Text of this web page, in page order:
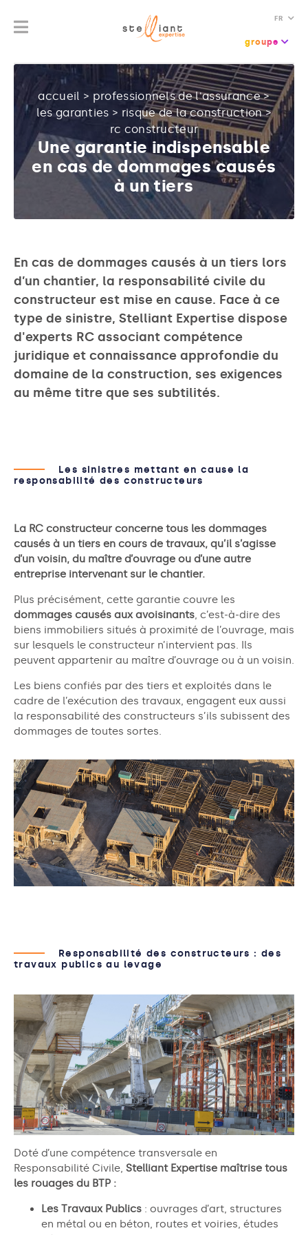
FR
groupe
accueil > professionnels de l'assurance>
les garanties > risque de la construction>
rc constructeur
Une garantie indispensable
en cas de dommages causés
à un tiers
En cas de dommages causés à un tiers lors
d’un chantier, la responsabilité civile du
constructeur est mise en cause. Face à ce
type de sinistre, Stelliant Expertise dispose
d'experts RC associant compétence
juridique et connaissance approfondie du
domaine de la construction, ses exigences
au même titre que ses subtilités.
Les sinistres mettant en cause la
responsabilité des constructeurs
La RC constructeur concerne tous les dommages
causés à un tiers en cours de travaux, qu’il s’agisse
d’un voisin, du maître d’ouvrage ou d’une autre
entreprise intervenant sur le chantier.
Plus précisément, cette garantie couvre les
dommages causés aux avoisinants, c’est-à-dire des
biens immobiliers situés à proximité de l’ouvrage, mais
sur lesquels le constructeur n’intervient pas. Ils
peuvent appartenir au maître d’ouvrage ou à un voisin.
Les biens confiés par des tiers et exploités dans le
cadre de l’exécution des travaux, engagent eux aussi
la responsabilité des constructeurs s’ils subissent des
dommages de toutes sortes.
Responsabilité des constructeurs : des
travaux publics au levage
Doté d’une compétence transversale en
Responsabilité Civile, Stelliant Expertise maîtrise tous
les rouages du BTP :
Les Travaux Publics : ouvrages d’art, structures
en métal ou en béton, routes et voiries, études